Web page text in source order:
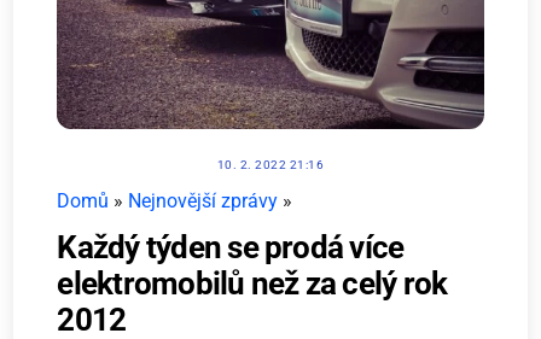
10. 2. 2022 21:16
Domů » Nejnovější zprávy »
Každý týden se prodá více
elektromobilů než za celý rok
2012